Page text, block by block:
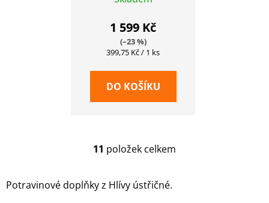
1 599 Kč
(–23 %)
Měrná
399,75 Kč / 1 ks
DO KOŠÍKU
O
l
á
11 položek celkem
Potravinové doplňky z Hlívy ústřičné.